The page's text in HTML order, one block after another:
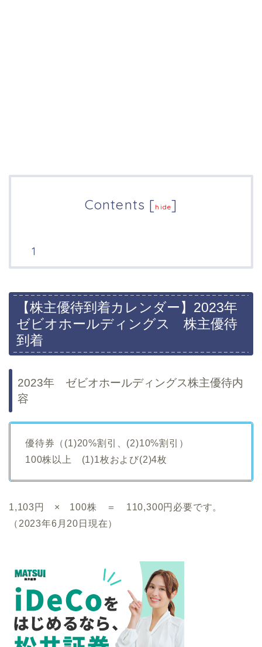
Contents [hide]
【株主優待到着カレンダー】2023年
ゼビオホールディングス 株主優待
到着
2023年 ゼビオホールディングス株主優待内
容
優待券（(1)20%割引、(2)10%割引）
100株以上 (1)1枚および(2)4枚
1,103円 × 100株 ＝ 110,300円必要です。
（2023年6月20日現在）